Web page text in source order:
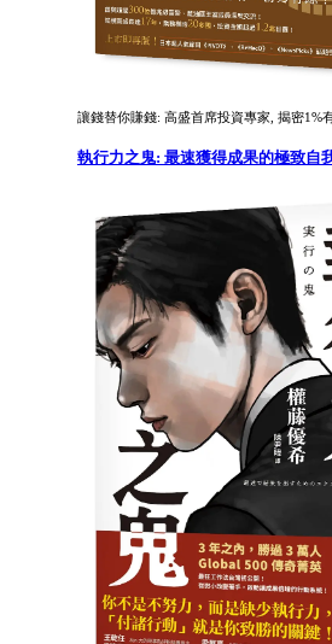
讓錢替你賺錢: 高盛首席投資專家, 揭密1%
執行力之鬼: 最速獲得成果的極致自